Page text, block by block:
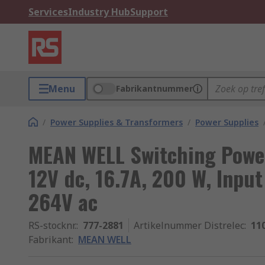
ServicesIndustry HubSupport
Menu Fabrikantnummer
/ Power Supplies & Transformers / Power Supplies
MEAN WELL Switching
12V dc, 16.7A, 200 W,
264V ac
RS-stocknr.: 777-2881 Artikelnummer Distrelec:
Fabrikant: MEAN WELL